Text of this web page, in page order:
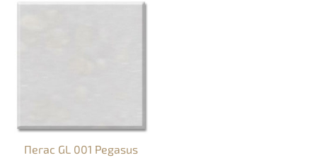
Пегас GL 001 Pegasus